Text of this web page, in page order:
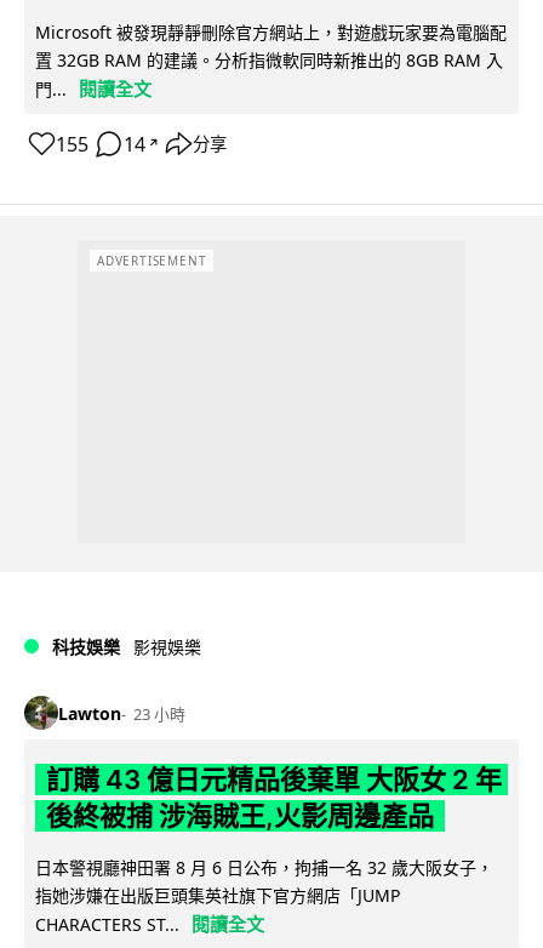
Microsoft 被發現靜靜刪除官方網站上，對遊戲玩家要為電腦配
置 32GB RAM 的建議。分析指微軟同時新推出的 8GB RAM 入
門...
閱讀全文
155 14 ↗ 分享
ADVERTISEMENT
科技娛樂 影視娛樂
Lawton 23 小時
訂購 43 億日元精品後棄單 大阪女 2 年
後終被捕 涉海賊王,火影周邊產品
日本警視廳神田署 8 月 6 日公布，拘捕一名 32 歲大阪女子，
指她涉嫌在出版巨頭集英社旗下官方網店「JUMP
CHARACTERS ST...
閱讀全文